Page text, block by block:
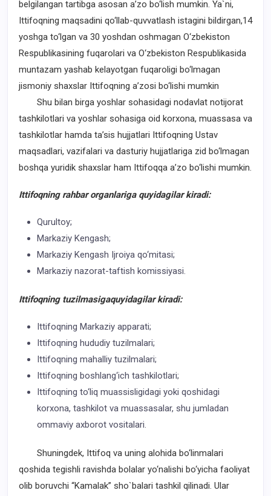
belgilangan tartibga asosan a’zo bo‘lish mumkin. Ya`ni,
Ittifoqning maqsadini qo‘llab-quvvatlash istagini bildirgan,14
yoshga to‘lgan va 30 yoshdan oshmagan O‘zbekiston
Respublikasining fuqarolari va O‘zbekiston Respublikasida
muntazam yashab kelayotgan fuqaroligi bo‘lmagan
jismoniy shaxslar Ittifoqning a’zosi bo‘lishi mumkin
Shu bilan birga yoshlar sohasidagi nodavlat notijorat
tashkilotlari va yoshlar sohasiga oid korxona, muassasa va
tashkilotlar hamda ta’sis hujjatlari Ittifoqning Ustav
maqsadlari, vazifalari va dasturiy hujjatlariga zid bo‘lmagan
boshqa yuridik shaxslar ham Ittifoqqa a’zo bo‘lishi mumkin.
Ittifoqning rahbar organlariga quyidagilar kiradi:
Qurultoy;
Markaziy Kengash;
Markaziy Kengash Ijroiya qo‘mitasi;
Markaziy nazorat-taftish komissiyasi.
Ittifoqning tuzilmasigaquyidagilar kiradi:
Ittifoqning Markaziy apparati;
Ittifoqning hududiy tuzilmalari;
Ittifoqning mahalliy tuzilmalari;
Ittifoqning boshlang‘ich tashkilotlari;
Ittifoqning to‘liq muassisligidagi yoki qoshidagi
korxona, tashkilot va muassasalar, shu jumladan
ommaviy axborot vositalari.
Shuningdek, Ittifoq va uning alohida bo‘linmalari
qoshida tegishli ravishda bolalar yo‘nalishi bo‘yicha faoliyat
olib boruvchi “Kamalak” sho`balari tashkil qilinadi. Ular